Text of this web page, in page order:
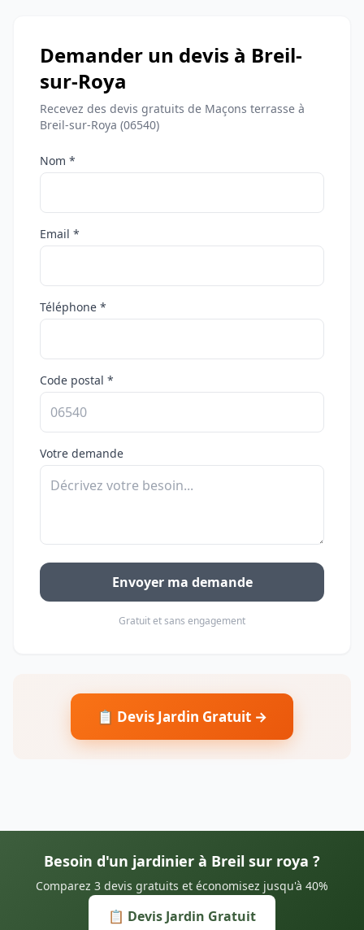
Demander un devis à Breil-
sur-Roya
Recevez des devis gratuits de Maçons terrasse à
Breil-sur-Roya (06540)
Nom *
Email *
Téléphone *
Code postal *
Votre demande
Envoyer ma demande
Gratuit et sans engagement
📋 Devis Jardin Gratuit →
Besoin d'un jardinier à Breil sur roya ?
Comparez 3 devis gratuits et économisez jusqu'à 40%
📋 Devis Jardin Gratuit